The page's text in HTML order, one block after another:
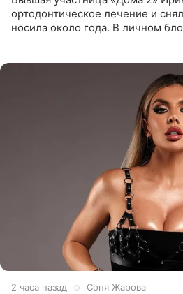
ортодонтическое лечение и
носила около года. В личном
2 часа назад Соня Жарова